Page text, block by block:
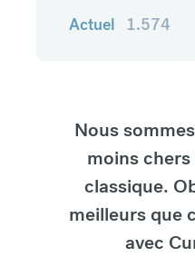
Actuel 1.574
Nous
moins
classique.
meilleurs que
avec